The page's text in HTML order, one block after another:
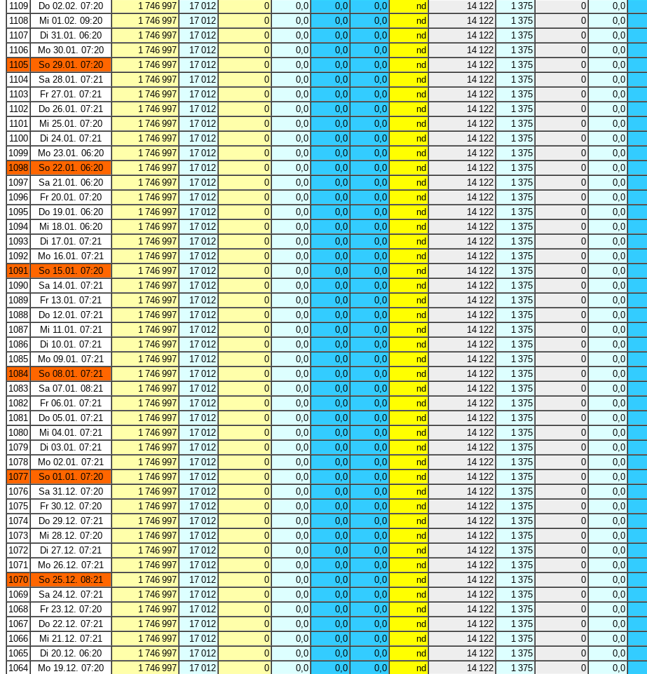
1109
Do 02.02. 07:20 1 746 997 17 012 0 0,0 0,0 0,0 nd 14 122 1 375 0 0,0
1108
Mi 01.02. 09:20 1 746 997 17 012 0 0,0 0,0 0,0 nd 14 122 1 375 0 0,0
1107
Di 31.01. 06:20 1 746 997 17 012 0 0,0 0,0 0,0 nd 14 122 1 375 0 0,0
1106
Mo 30.01. 07:20 1 746 997 17 012 0 0,0 0,0 0,0 nd 14 122 1 375 0 0,0
1105
So 29.01. 07:20 1 746 997 17 012 0 0,0 0,0 0,0 nd 14 122 1 375 0 0,0
1104
Sa 28.01. 07:21 1 746 997 17 012 0 0,0 0,0 0,0 nd 14 122 1 375 0 0,0
1103
Fr 27.01. 07:21 1 746 997 17 012 0 0,0 0,0 0,0 nd 14 122 1 375 0 0,0
1102
Do 26.01. 07:21 1 746 997 17 012 0 0,0 0,0 0,0 nd 14 122 1 375 0 0,0
1101
Mi 25.01. 07:20 1 746 997 17 012 0 0,0 0,0 0,0 nd 14 122 1 375 0 0,0
1100
Di 24.01. 07:21 1 746 997 17 012 0 0,0 0,0 0,0 nd 14 122 1 375 0 0,0
1099
Mo 23.01. 06:20 1 746 997 17 012 0 0,0 0,0 0,0 nd 14 122 1 375 0 0,0
1098
So 22.01. 06:20 1 746 997 17 012 0 0,0 0,0 0,0 nd 14 122 1 375 0 0,0
1097
Sa 21.01. 06:20 1 746 997 17 012 0 0,0 0,0 0,0 nd 14 122 1 375 0 0,0
1096
Fr 20.01. 07:20 1 746 997 17 012 0 0,0 0,0 0,0 nd 14 122 1 375 0 0,0
1095
Do 19.01. 06:20 1 746 997 17 012 0 0,0 0,0 0,0 nd 14 122 1 375 0 0,0
1094
Mi 18.01. 06:20 1 746 997 17 012 0 0,0 0,0 0,0 nd 14 122 1 375 0 0,0
1093
Di 17.01. 07:21 1 746 997 17 012 0 0,0 0,0 0,0 nd 14 122 1 375 0 0,0
1092
Mo 16.01. 07:21 1 746 997 17 012 0 0,0 0,0 0,0 nd 14 122 1 375 0 0,0
1091
So 15.01. 07:20 1 746 997 17 012 0 0,0 0,0 0,0 nd 14 122 1 375 0 0,0
1090
Sa 14.01. 07:21 1 746 997 17 012 0 0,0 0,0 0,0 nd 14 122 1 375 0 0,0
1089
Fr 13.01. 07:21 1 746 997 17 012 0 0,0 0,0 0,0 nd 14 122 1 375 0 0,0
1088
Do 12.01. 07:21 1 746 997 17 012 0 0,0 0,0 0,0 nd 14 122 1 375 0 0,0
1087
Mi 11.01. 07:21 1 746 997 17 012 0 0,0 0,0 0,0 nd 14 122 1 375 0 0,0
1086
Di 10.01. 07:21 1 746 997 17 012 0 0,0 0,0 0,0 nd 14 122 1 375 0 0,0
1085
Mo 09.01. 07:21 1 746 997 17 012 0 0,0 0,0 0,0 nd 14 122 1 375 0 0,0
1084
So 08.01. 07:21 1 746 997 17 012 0 0,0 0,0 0,0 nd 14 122 1 375 0 0,0
1083
Sa 07.01. 08:21 1 746 997 17 012 0 0,0 0,0 0,0 nd 14 122 1 375 0 0,0
1082
Fr 06.01. 07:21 1 746 997 17 012 0 0,0 0,0 0,0 nd 14 122 1 375 0 0,0
1081
Do 05.01. 07:21 1 746 997 17 012 0 0,0 0,0 0,0 nd 14 122 1 375 0 0,0
1080
Mi 04.01. 07:21 1 746 997 17 012 0 0,0 0,0 0,0 nd 14 122 1 375 0 0,0
1079
Di 03.01. 07:21 1 746 997 17 012 0 0,0 0,0 0,0 nd 14 122 1 375 0 0,0
1078
Mo 02.01. 07:21 1 746 997 17 012 0 0,0 0,0 0,0 nd 14 122 1 375 0 0,0
1077
So 01.01. 07:20 1 746 997 17 012 0 0,0 0,0 0,0 nd 14 122 1 375 0 0,0
1076
Sa 31.12. 07:20 1 746 997 17 012 0 0,0 0,0 0,0 nd 14 122 1 375 0 0,0
1075
Fr 30.12. 07:20 1 746 997 17 012 0 0,0 0,0 0,0 nd 14 122 1 375 0 0,0
1074
Do 29.12. 07:21 1 746 997 17 012 0 0,0 0,0 0,0 nd 14 122 1 375 0 0,0
1073
Mi 28.12. 07:20 1 746 997 17 012 0 0,0 0,0 0,0 nd 14 122 1 375 0 0,0
1072
Di 27.12. 07:21 1 746 997 17 012 0 0,0 0,0 0,0 nd 14 122 1 375 0 0,0
1071
Mo 26.12. 07:21 1 746 997 17 012 0 0,0 0,0 0,0 nd 14 122 1 375 0 0,0
1070
So 25.12. 08:21 1 746 997 17 012 0 0,0 0,0 0,0 nd 14 122 1 375 0 0,0
1069
Sa 24.12. 07:21 1 746 997 17 012 0 0,0 0,0 0,0 nd 14 122 1 375 0 0,0
1068
Fr 23.12. 07:20 1 746 997 17 012 0 0,0 0,0 0,0 nd 14 122 1 375 0 0,0
1067
Do 22.12. 07:21 1 746 997 17 012 0 0,0 0,0 0,0 nd 14 122 1 375 0 0,0
1066
Mi 21.12. 07:21 1 746 997 17 012 0 0,0 0,0 0,0 nd 14 122 1 375 0 0,0
1065
Di 20.12. 06:20 1 746 997 17 012 0 0,0 0,0 0,0 nd 14 122 1 375 0 0,0
1064
Mo 19.12. 07:20 1 746 997 17 012 0 0,0 0,0 0,0 nd 14 122 1 375 0 0,0